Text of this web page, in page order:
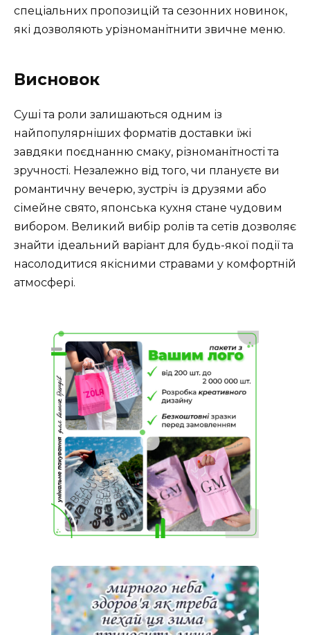
спеціальних пропозицій та сезонних новинок,
які дозволяють урізноманітнити звичне меню.
Висновок
Суші та роли залишаються одним із
найпопулярніших форматів доставки їжі
завдяки поєднанню смаку, різноманітності та
зручності. Незалежно від того, чи плануєте ви
романтичну вечерю, зустріч із друзями або
сімейне свято, японська кухня стане чудовим
вибором. Великий вибір ролів та сетів дозволяє
знайти ідеальний варіант для будь-якої події та
насолодитися якісними стравами у комфортній
атмосфері.